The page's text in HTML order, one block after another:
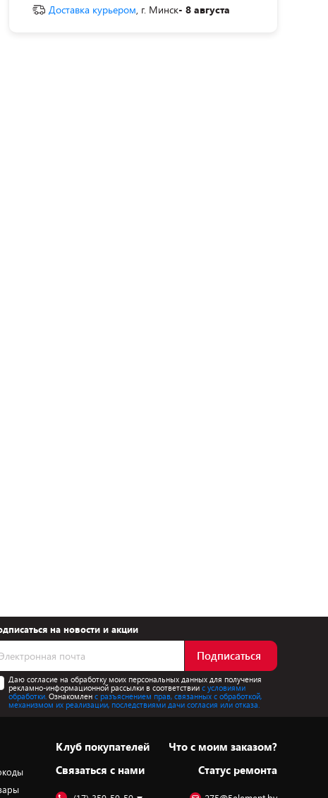
Доставка курьером, г. Минск- 8 августа
на новости и акции
Подписаться
Даю согласие на обработку моих персональных данных для получения
рекламно-информационной рассылки в соответствиис условиями
обработки. Ознакомлен с разъяснением прав, связанных с обработкой,
механизмом их реализации, последствиями дачи согласия или отказа.
Клуб покупателей
Cвязаться с нами
Что с моим заказом?
Статус ремонта